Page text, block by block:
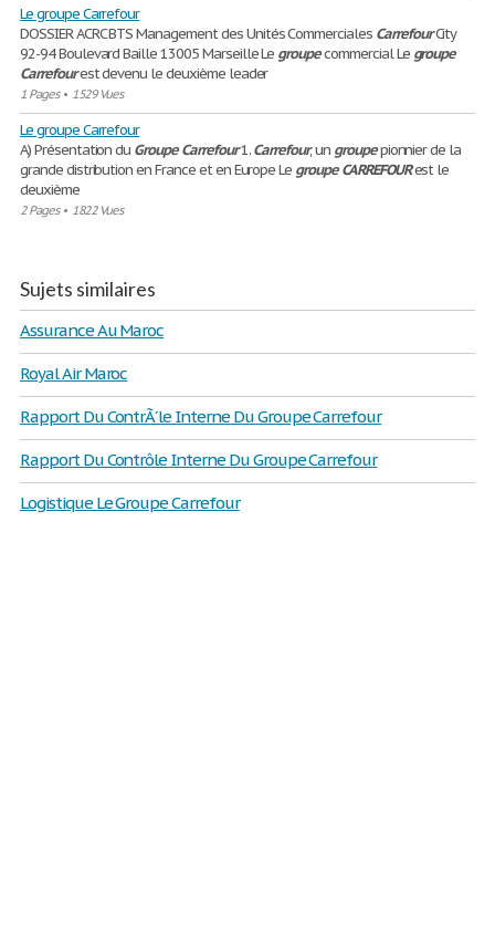
Le groupe Carrefour
DOSSIER ACRC BTS Management des Unités Commerciales CarrefourCity
92-94 Boulevard Baille 13005 Marseille Le groupecommercial Le groupe
Carrefourest devenu le deuxième leader
1 Pages• 1529 Vues
Le groupe Carrefour
A) Présentation duGroupe Carrefour1.Carrefour, un groupepionnier de la
grande distribution en France et en Europe Le groupe CARREFOURest le
deuxième
2 Pages• 1822 Vues
Sujets similaires
Assurance Au Maroc
Royal Air Maroc
Rapport Du ContrÃ´le Interne Du Groupe Carrefour
Rapport Du Contrôle Interne Du Groupe Carrefour
Logistique Le Groupe Carrefour